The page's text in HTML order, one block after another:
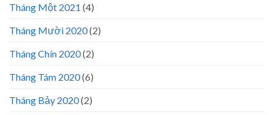
Tháng Một 2021 (4)
Tháng Mười 2020(2)
Tháng Chín 2020(2)
Tháng Tám 2020(6)
Tháng Bảy 2020(2)